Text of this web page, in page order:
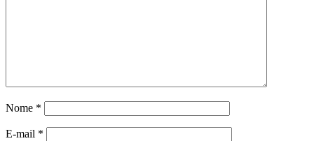
Nome *
E-mail *